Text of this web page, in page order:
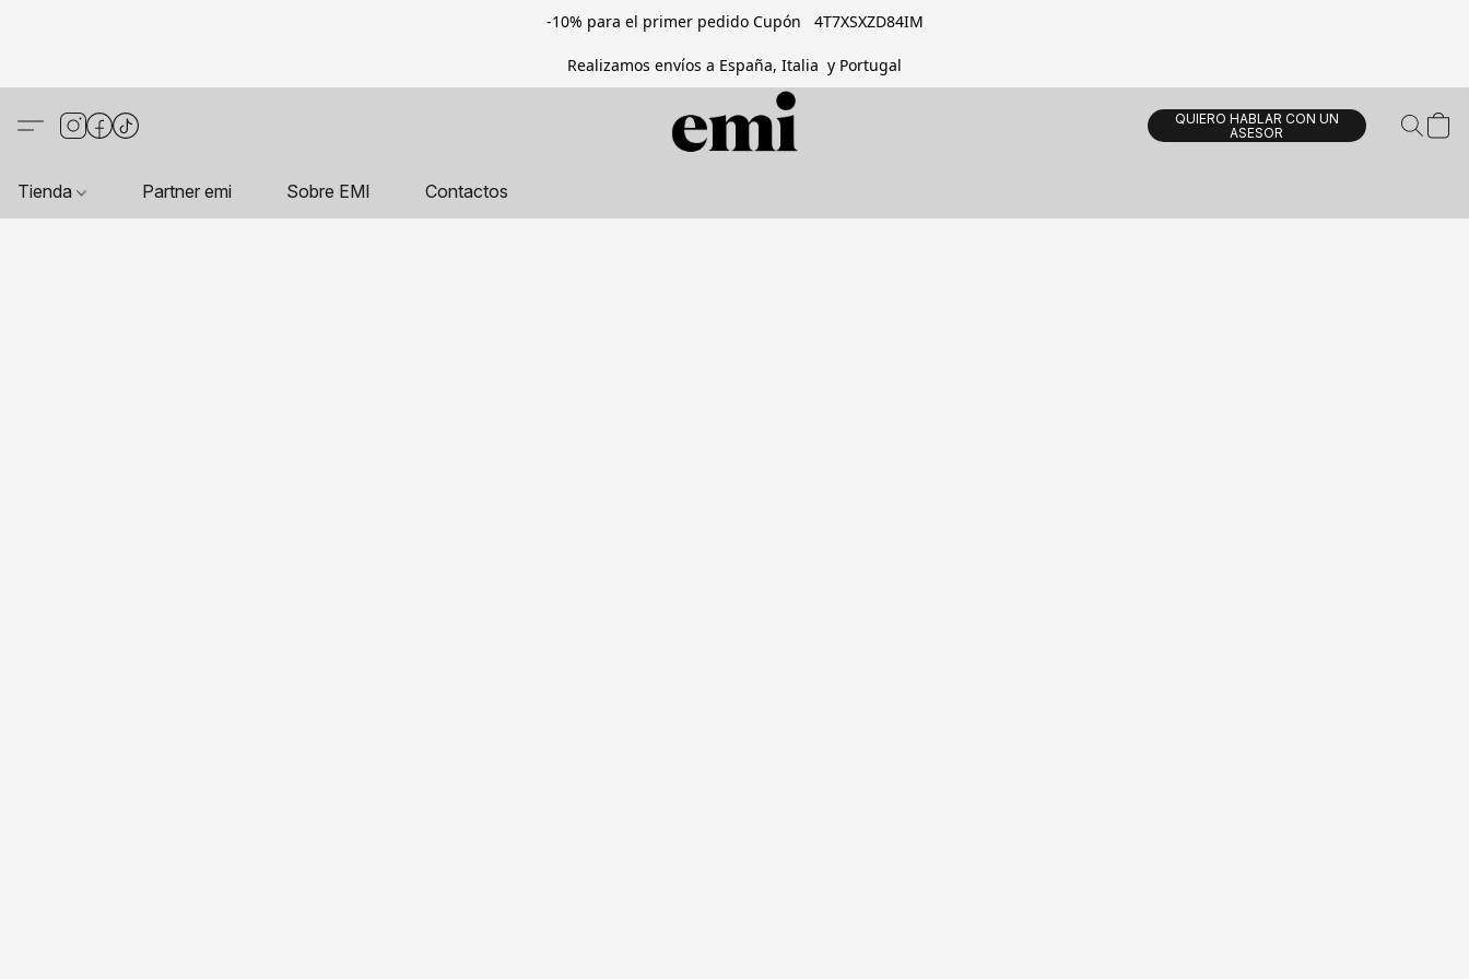
-10% para el primer pedido Cupón 4T7XSXZD84IM
Realizamos envíos a España, Italia y Portugal
QUIERO HABLAR CON UN
ASESOR
Tienda Partner emi Sobre EMI Contactos